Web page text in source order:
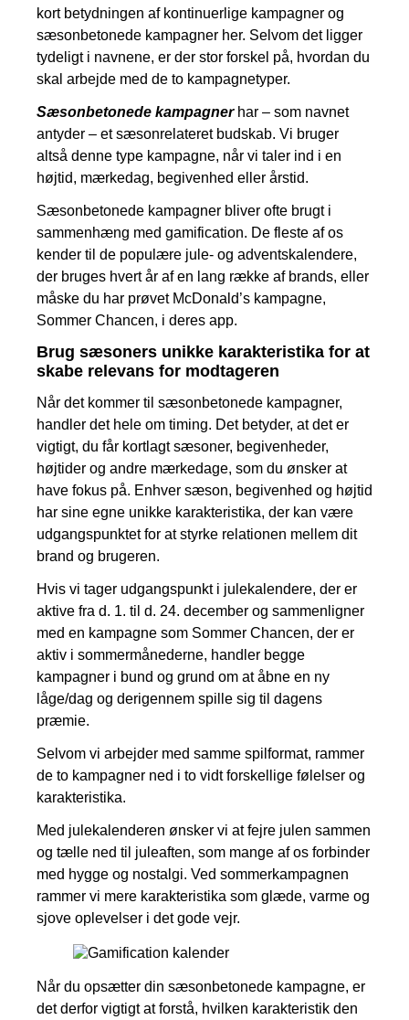
kort betydningen af kontinuerlige kampagner og
sæsonbetonede kampagner her. Selvom det ligger
tydeligt i navnene, er der stor forskel på, hvordan du
skal arbejde med de to kampagnetyper.
Sæsonbetonede kampagnerhar – som navnet
antyder – et sæsonrelateret budskab. Vi bruger
altså denne type kampagne, når vi taler ind i en
højtid, mærkedag, begivenhed eller årstid.
Sæsonbetonede kampagner bliver ofte brugt i
sammenhæng med gamification. De fleste af os
kender til de populære jule- og adventskalendere,
der bruges hvert år af en lang række af brands, eller
måske du har prøvet McDonald’s kampagne,
Sommer Chancen, i deres app.
Brug sæsoners unikke karakteristika for at
skabe relevans for modtageren
Når det kommer til sæsonbetonede kampagner,
handler det hele om timing. Det betyder, at det er
vigtigt, du får kortlagt sæsoner, begivenheder,
højtider og andre mærkedage, som du ønsker at
have fokus på. Enhver sæson, begivenhed og højtid
har sine egne unikke karakteristika, der kan være
udgangspunktet for at styrke relationen mellem dit
brand og brugeren.
Hvis vi tager udgangspunkt i julekalendere, der er
aktive fra d. 1. til d. 24. december og sammenligner
med en kampagne som Sommer Chancen, der er
aktiv i sommermånederne, handler begge
kampagner i bund og grund om at åbne en ny
låge/dag og derigennem spille sig til dagens
præmie.
Selvom vi arbejder med samme spilformat, rammer
de to kampagner ned i to vidt forskellige følelser og
karakteristika.
Med julekalenderen ønsker vi at fejre julen sammen
og tælle ned til juleaften, som mange af os forbinder
med hygge og nostalgi. Ved sommerkampagnen
rammer vi mere karakteristika som glæde, varme og
sjove oplevelser i det gode vejr.
Når du opsætter din sæsonbetonede kampagne, er
det derfor vigtigt at forstå, hvilken karakteristik den